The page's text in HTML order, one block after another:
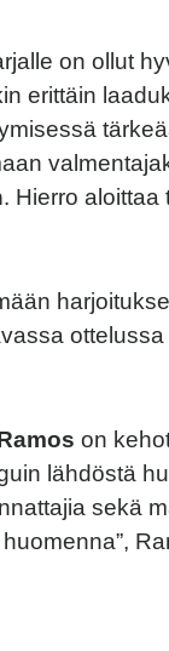
on ollut
erittäin
. Hierro aloittaa
ottelussa
on
lähdöstä
sekä
huomenna”,